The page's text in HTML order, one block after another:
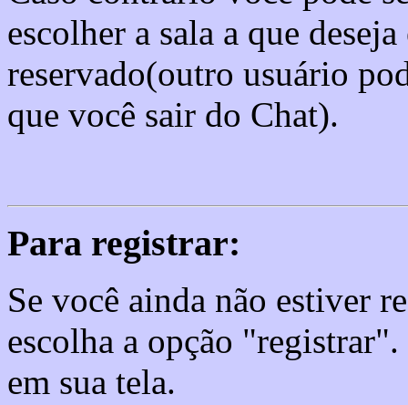
escolher a sala a que
reservado(outro usuário
que você sair do Chat).
Para registrar:
Se você ainda não estiver
escolha a opção
em sua tela.